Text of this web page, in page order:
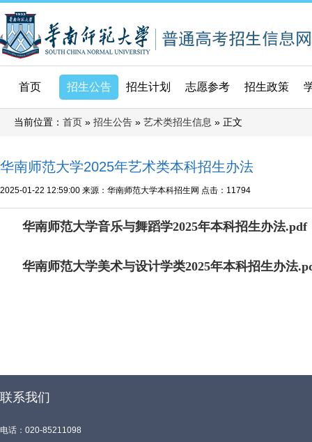
首页 招生公告 招生计划 志愿参考 招生政策
当前位置： 首页 » 招生公告 » 艺术类招生信息 » 正文
华南师范大学2025年艺术类本科招生办法
2025-01-22 12:59:00 来源：华南师范大学本科招生网 点击： 11794
华南师范大学音乐与舞蹈学2025年本科招生办法.pdf
华南师范大学美术与设计学类2025年本科招生办法
联系我们
电话：020-85211098